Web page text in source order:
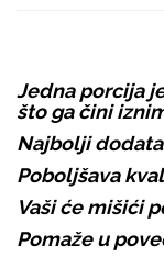
Jedna porcija
što ga čini
Najbolji
Poboljšava
Vaši će mišići
Pomaže u